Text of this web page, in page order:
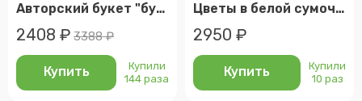
Авторский букет "букет девушке"
2408 ₽ 3388 ₽
Купить
Купили
144 раза
Цветы в белой сумочке, розовая гортензия и сиреневая маттиола
2950 ₽
Купить
Купили
10 раз